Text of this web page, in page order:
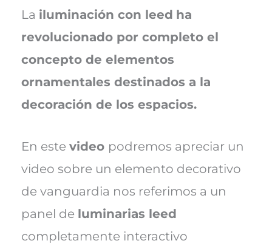
w
i
t
t
r
e
b
o
o
i
l
La iluminación con leed ha
revolucionado por completo el
concepto de elementos
ornamentales destinados a la
decoración de los espacios.
En este video podremos apreciar un
video sobre un elemento decorativo
de vanguardia nos referimos a un
panel de luminarias leed
completamente interactivo